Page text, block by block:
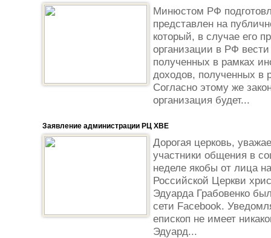
Минюстом РФ
представлен на
который, в случае его
организации в РФ
полученных в рамках
доходов, полученных в
Согласно этому же
организация будет...
Заявление администрации РЦ ХВЕ
Дорогая церковь,
участники общения в
неделе якобы от лица
Российской Церкви
Эдуарда Грабовенко
сети Facebook.
епископ не имеет
Эдуард...